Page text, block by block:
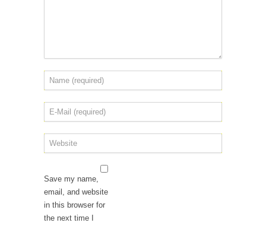
Save my name,
email, and website
in this browser for
the next time I